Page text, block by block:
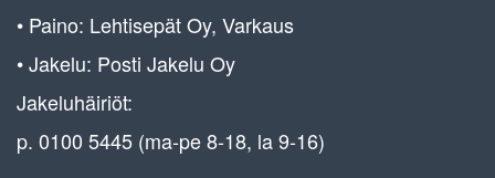
• Paino: Lehtisepät Oy, Varkaus
• Jakelu: Posti Jakelu Oy
Jakeluhäiriöt:
p. 0100 5445 (ma-pe 8-18, la 9-16)